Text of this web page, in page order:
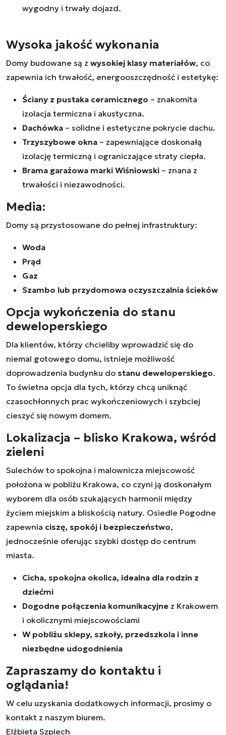
wygodny i trwały dojazd.
Wysoka jakość wykonania
Domy budowane są z wysokiej klasy materiałów, co
zapewnia ich trwałość, energooszczędność i estetykę:
Ściany z pustaka ceramicznego – znakomita
izolacja termiczna i akustyczna.
Dachówka – solidne i estetyczne pokrycie dachu.
Trzyszybowe okna – zapewniające doskonałą
izolację termiczną i ograniczające straty ciepła.
Brama garażowa marki Wiśniowski – znana z
trwałości i niezawodności.
Media:
Domy są przystosowane do pełnej infrastruktury:
Woda
Prąd
Gaz
Szambo lub przydomowa oczyszczalnia ścieków
Opcja wykończenia do stanu
deweloperskiego
Dla klientów, którzy chcieliby wprowadzić się do
niemal gotowego domu, istnieje możliwość
doprowadzenia budynku do stanu deweloperskiego.
To świetna opcja dla tych, którzy chcą uniknąć
czasochłonnych prac wykończeniowych i szybciej
cieszyć się nowym domem.
Lokalizacja – blisko Krakowa, wśród
zieleni
Sulechów to spokojna i malownicza miejscowość
położona w pobliżu Krakowa, co czyni ją doskonałym
wyborem dla osób szukających harmonii między
życiem miejskim a bliskością natury. Osiedle Pogodne
zapewnia ciszę, spokój i bezpieczeństwo,
jednocześnie oferując szybki dostęp do centrum
miasta.
Cicha, spokojna okolica, idealna dla rodzin z
dziećmi
Dogodne połączenia komunikacyjne z Krakowem
i okolicznymi miejscowościami
W pobliżu sklepy, szkoły, przedszkola i inne
niezbędne udogodnienia
Zapraszamy do kontaktu i
oglądania!
W celu uzyskania dodatkowych informacji, prosimy o
kontakt z naszym biurem.
Elżbieta Szpiech